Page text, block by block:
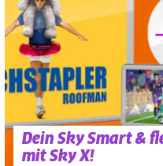
Dein Sky Smart &
mit Sky X!